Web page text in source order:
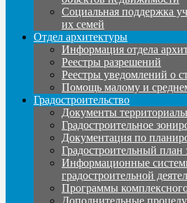
Социальная поддержка
их семей
Отдел архитектуры
Информация отдела
Реестры разрешений
Реестры уведомлений о
Помощь малому и
Градостроительство
Документы
Градостроительное
Документация по
Градостроительный план
Информационные
градостроительной
Программы
Дополнительные